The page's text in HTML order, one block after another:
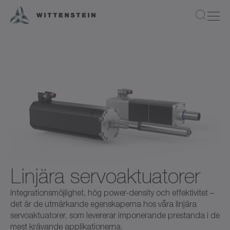
Linjära servoaktuatorer
Integrationsmöjlighet, hög power-density och effektivitet –
det är de utmärkande egenskaperna hos våra linjära
servoaktuatorer, som levererar imponerande prestanda i de
mest krävande applikationerna.